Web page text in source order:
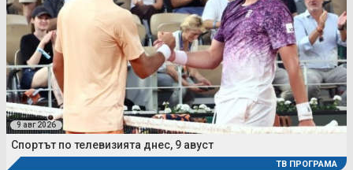
9 авг 2026
Спортът по телевизията днес, 9 авуст
ТВ ПРОГРАМА